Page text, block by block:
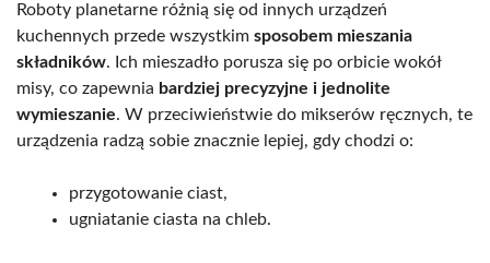
Roboty planetarne różnią się od innych urządzeń
kuchennych przede wszystkim sposobem mieszania
składników. Ich mieszadło porusza się po orbicie wokół
misy, co zapewnia bardziej precyzyjne i jednolite
wymieszanie. W przeciwieństwie do mikserów ręcznych, te
urządzenia radzą sobie znacznie lepiej, gdy chodzi o:
przygotowanie ciast,
ugniatanie ciasta na chleb.